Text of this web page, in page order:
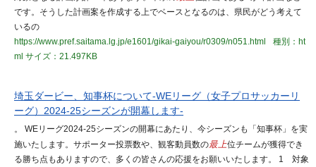
です。そうした計画案を作成する上でベースとなるのは、県民がどう考えて
いるの
https://www.pref.saitama.lg.jp/e1601/gikai-gaiyou/r0309/n051.html
種別：ht
ml サイズ：21.497KB
埼玉ダービー、知事杯について-WEリーグ（女子プロサッカーリ
ーグ）2024-25シーズンが開幕します-
。 WEリーグ2024-25シーズンの開幕にあたり、今シーズンも「知事杯」を実
施いたします。サポーター投票数や、観客動員数の最上位チームが獲得でき
る勝ち点もありますので、多くの皆さんの応援をお願いいたします。 1 対象